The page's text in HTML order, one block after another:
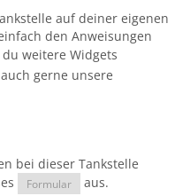
auf deiner eigenen
den Anweisungen
du weitere Widgets
gerne unsere
bei dieser Tankstelle
Formular aus.